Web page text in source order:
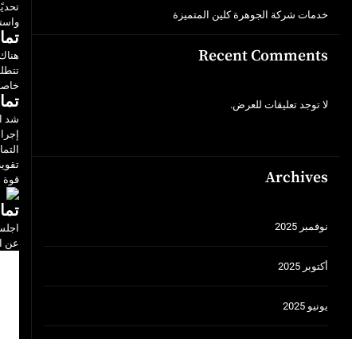
شد
قوة
عن
خدمات شركة الجوهرة كلين المتميزة
Recent Comments
لا توجد تعليقات للعرض.
Archives
نوفمبر 2025
أكتوبر 2025
يونيو 2025